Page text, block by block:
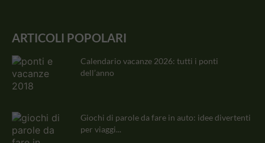
ARTICOLI POPOLARI
Calendario vacanze 2026: tutti i ponti
dell’anno
Giochi di parole da fare in auto: idee divertenti
per viaggi...